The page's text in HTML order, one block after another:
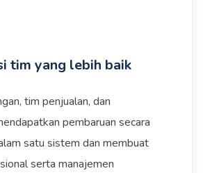
tim yang lebih baik
tim penjualan, dan
pembaruan secara
satu sistem dan membuat
serta manajemen